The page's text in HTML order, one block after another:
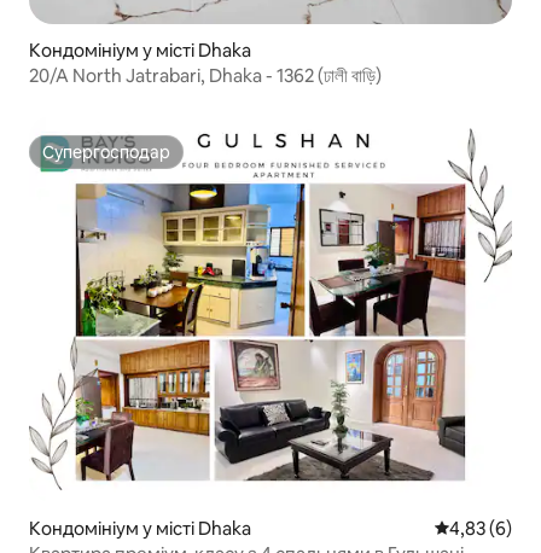
Кондомініум у місті Dhaka
20/A North Jatrabari, Dhaka - 1362 (ঢালী বাড়ি)
Супергосподар
Супергосподар
Кондомініум у місті Dhaka Середня
4,83 (6)